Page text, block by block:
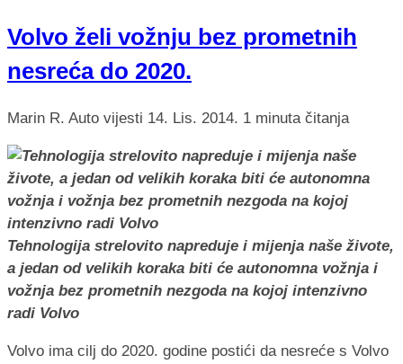
Volvo želi vožnju bez prometnih
nesreća do 2020.
Marin R. Auto vijesti 14. Lis. 2014. 1 minuta čitanja
Tehnologija strelovito napreduje i mijenja naše živote,
a jedan od velikih koraka biti će autonomna vožnja i
vožnja bez prometnih nezgoda na kojoj intenzivno
radi Volvo
Volvo ima cilj do 2020. godine postići da nesreće s Volvo